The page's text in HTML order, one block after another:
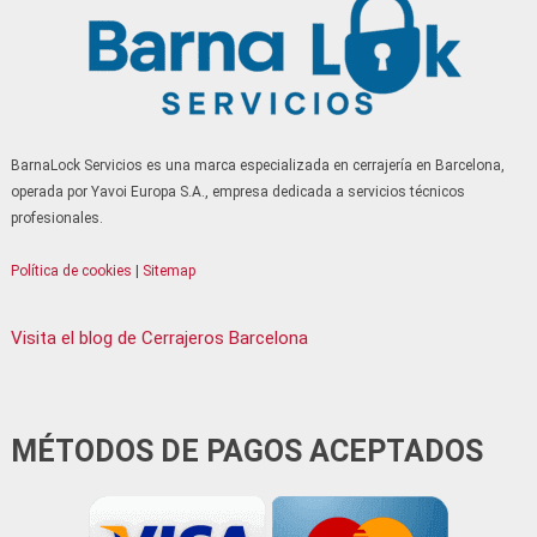
Serrallers Sant Quirze del Vallès
Serrallers Sant Vicenç dels Horts
Serrallers Santa Coloma de Cervelló
Serrallers Santa Perpètua de Mogoda
Serrallers Sitges
Serrallers Tiana
Serrallers Torrelles de Llobregat
BarnaLock Servicios es una marca especializada en cerrajería en Barcelona,
operada por Yavoi Europa S.A., empresa dedicada a servicios técnicos
profesionales.
Política de cookies Sitemap
Visita el blog de Cerrajeros Barcelona
MÉTODOS DE PAGOS ACEPTADOS